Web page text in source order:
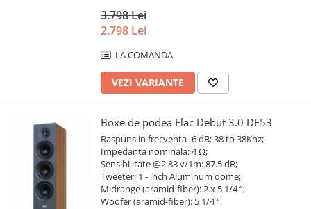
3.798 Lei
2.798 Lei
LA COMANDA
VEZI VARIANTE
Boxe de podea Elac Debut 3.0 DF53
Raspuns in frecventa -6 dB: 38 to 38Khz;
Impedanta nominala: 4 Ω;
Sensibilitate @2.83 v/1m: 87.5 dB;
Tweeter: 1 - inch Aluminum dome;
Midrange (aramid-fiber): 2 x 5 1/4 “;
Woofer (aramid-fiber): 5 1/4 “.